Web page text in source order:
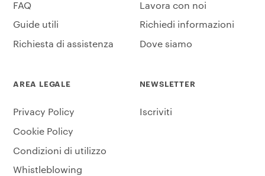
FAQ
Guide utili
Richiesta di assistenza
Lavora con noi
Richiedi informazioni
Dove siamo
AREA LEGALE
Privacy Policy
Cookie Policy
Condizioni di utilizzo
Whistleblowing
NEWSLETTER
Iscriviti